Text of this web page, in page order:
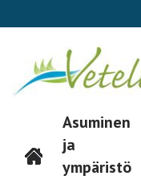
Päävalikko
Asuminen
ja
ympäristö